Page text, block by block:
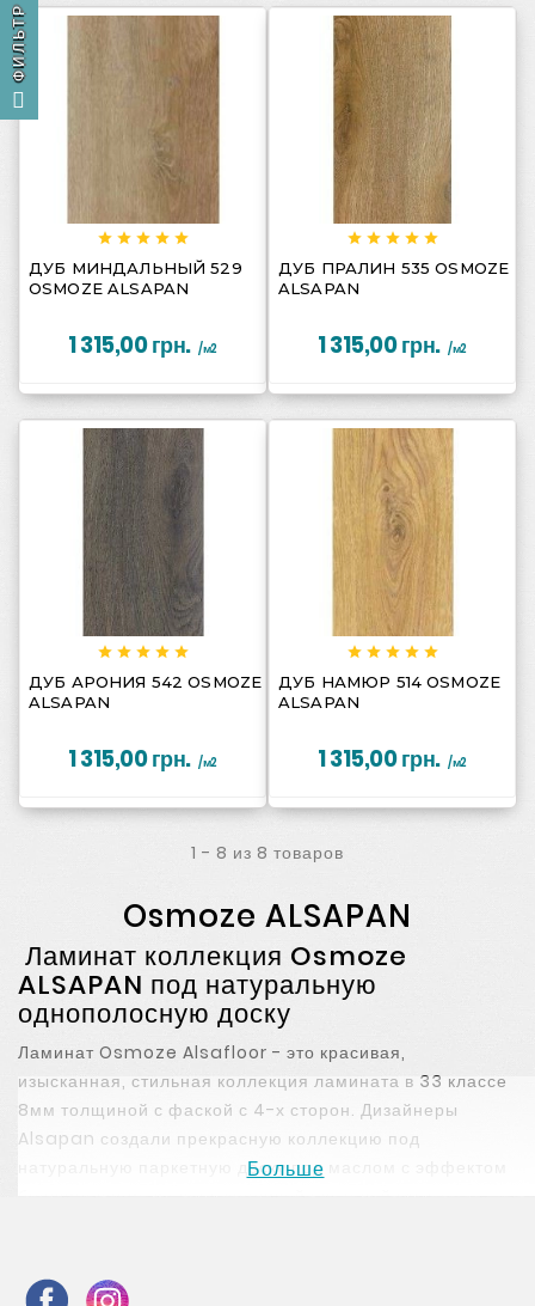
  
    
ДУБ МИНДАЛЬНЫЙ 529
OSMOZE ALSAPAN
1 315,00 грн. /м2
  
    
ДУБ ПРАЛИН 535 OSMOZE
ALSAPAN
1 315,00 грн. /м2
  
    
ДУБ АРОНИЯ 542 OSMOZE
ALSAPAN
1 315,00 грн. /м2
  
    
ДУБ НАМЮР 514 OSMOZE
ALSAPAN
1 315,00 грн. /м2
1 - 8 из 8 товаров
Osmoze ALSAPAN
Ламинат коллекция Osmoze
ALSAPAN под натуральную
однополосную доску
Ламинат Osmoze Alsafloor - это красивая,
изысканная, стильная коллекция ламината в 33 классе
8мм толщиной с фаской с 4-х сторон. Дизайнеры
Alsapan создали прекрасную коллекцию под
натуральную паркетную доску под маслом с эффектом
проходимостью. Данная коллекция благодаря
Больше
ФИЛЬТР